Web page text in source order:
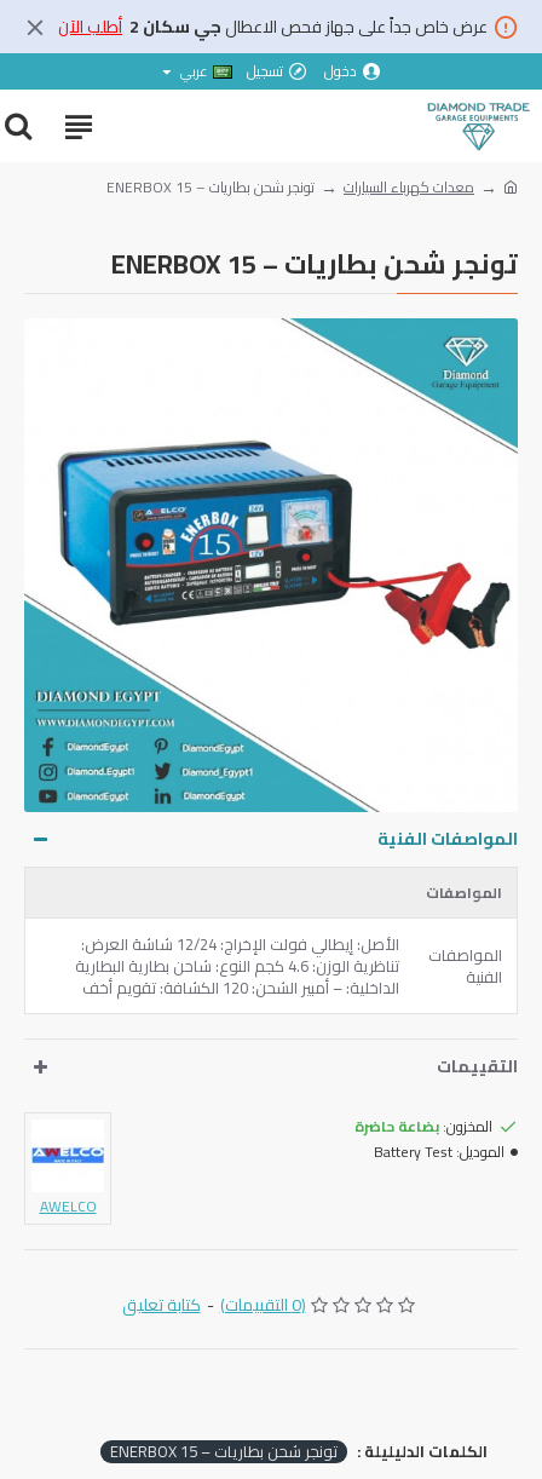
عرض خاص جداً على جهاز فحص الاعطالجي سكان 2 أطلب الآن
دخول تسجيل عربي
معدات كهرباء السيارات تونجر شحن بطاريات – ENERBOX 15
تونجر شحن بطاريات – ENERBOX 15
المواصفات الفنية
المواصفات
المواصفات
الفنية
الأصل: إيطالي فولت الإخراج: 12/24 شاشة العرض:
تناظرية الوزن: 4.6 كجم النوع: شاحن بطارية البطارية
الداخلية: – أمبير الشحن: 120 الكشافة: تقويم أخف
التقييمات
المخزون:بضاعة حاضرة
الموديل:Battery Test
AWELCO
(0 التقييمات) - كتابة تعليق
الكلمات الدليليلة : تونجر شحن بطاريات – ENERBOX 15